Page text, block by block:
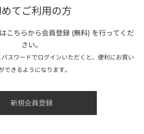
てご利用の方
こちらから会員登録 (無料) を行ってくだ
さい。
スワードでログインいただくと、便利にお買い
できるようになります。